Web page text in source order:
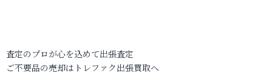
査定のプロが心を込めて出張査定
ご不要品の売却はトレファク出張買取へ